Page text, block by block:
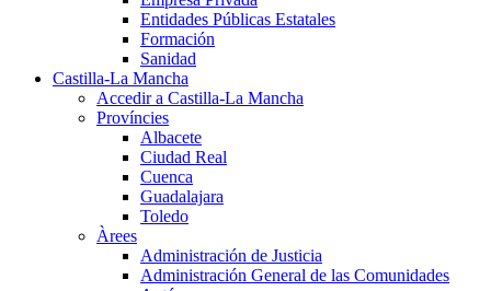
Entidades Públicas Estatales
Formación
Sanidad
Castilla-La Mancha
Accedir a Castilla-La Mancha
Províncies
Albacete
Ciudad Real
Cuenca
Guadalajara
Toledo
Àrees
Administración de Justicia
Administración General de las Comunidades